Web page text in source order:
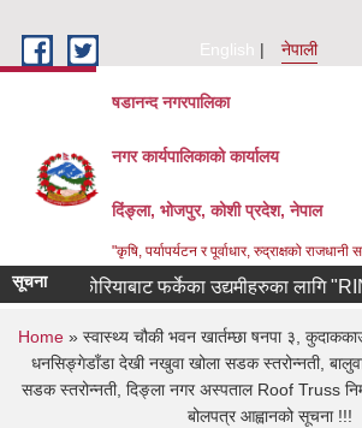
English
नेपाली
षडानन्द नगरपालिका
नगर कार्यपालिकाको कार्यालय
दिंङ्ला, भोजपुर, कोशी प्रदेश, नेपाल
"कृषि, पर्यापर्यटन र पूर्वाधार, रुद्राक्षको राजधानी
सूचना
दक्षिण कोरियाबाट फर्केका उद्यमीहरुका लागि
You are here
Home » स्वास्थ्य चौकी भवन खार्तम्छा षनपा ३,
धनसिङ्गेडाँडा देखी नखुवा खोला सडक स्तरोन्नती, बालुवा
सडक स्तरोन्नती, दिङ्ला नगर अस्पताल Roof Truss
बोलपत्र आह्वानको सूचना !!!